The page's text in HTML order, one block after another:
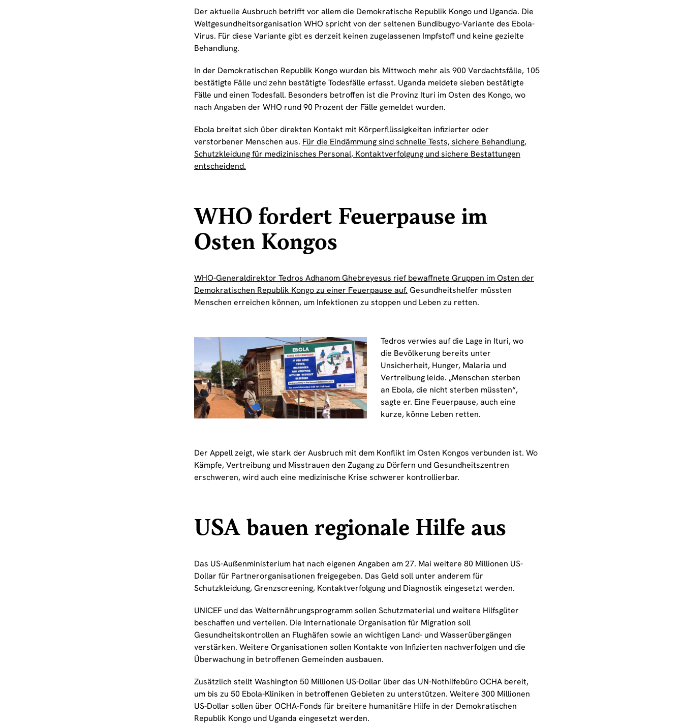
Der aktuelle Ausbruch betrifft vor allem die Demokratische Republik Kongo und Uganda. Die
Weltgesundheitsorganisation WHO spricht von der seltenen Bundibugyo-Variante des Ebola-
Virus. Für diese Variante gibt es derzeit keinen zugelassenen Impfstoff und keine gezielte
Behandlung.
In der Demokratischen Republik Kongo wurden bis Mittwoch mehr als 900 Verdachtsfälle, 105
bestätigte Fälle und zehn bestätigte Todesfälle erfasst. Uganda meldete sieben bestätigte
Fälle und einen Todesfall. Besonders betroffen ist die Provinz Ituri im Osten des Kongo, wo
nach Angaben der WHO rund 90 Prozent der Fälle gemeldet wurden.
Ebola breitet sich über direkten Kontakt mit Körperflüssigkeiten infizierter oder
verstorbener Menschen aus. Für die Eindämmung sind schnelle Tests, sichere Behandlung,
Schutzkleidung für medizinisches Personal, Kontaktverfolgung und sichere Bestattungen
entscheidend.
WHO fordert Feuerpause im
Osten Kongos
WHO-Generaldirektor Tedros Adhanom Ghebreyesus rief bewaffnete Gruppen im Osten der
Demokratischen Republik Kongo zu einer Feuerpause auf. Gesundheitshelfer müssten
Menschen erreichen können, um Infektionen zu stoppen und Leben zu retten.
Tedros verwies auf die Lage in Ituri, wo
die Bevölkerung bereits unter
Unsicherheit, Hunger, Malaria und
Vertreibung leide. „Menschen sterben
an Ebola, die nicht sterben müssten“,
sagte er. Eine Feuerpause, auch eine
kurze, könne Leben retten.
Der Appell zeigt, wie stark der Ausbruch mit dem Konflikt im Osten Kongos verbunden ist. Wo
Kämpfe, Vertreibung und Misstrauen den Zugang zu Dörfern und Gesundheitszentren
erschweren, wird auch eine medizinische Krise schwerer kontrollierbar.
USA bauen regionale Hilfe aus
Das US-Außenministerium hat nach eigenen Angaben am 27. Mai weitere 80 Millionen US-
Dollar für Partnerorganisationen freigegeben. Das Geld soll unter anderem für
Schutzkleidung, Grenzscreening, Kontaktverfolgung und Diagnostik eingesetzt werden.
UNICEF und das Welternährungsprogramm sollen Schutzmaterial und weitere Hilfsgüter
beschaffen und verteilen. Die Internationale Organisation für Migration soll
Gesundheitskontrollen an Flughäfen sowie an wichtigen Land- und Wasserübergängen
verstärken. Weitere Organisationen sollen Kontakte von Infizierten nachverfolgen und die
Überwachung in betroffenen Gemeinden ausbauen.
Zusätzlich stellt Washington 50 Millionen US-Dollar über das UN-Nothilfebüro OCHA bereit,
um bis zu 50 Ebola-Kliniken in betroffenen Gebieten zu unterstützen. Weitere 300 Millionen
US-Dollar sollen über OCHA-Fonds für breitere humanitäre Hilfe in der Demokratischen
Republik Kongo und Uganda eingesetzt werden.